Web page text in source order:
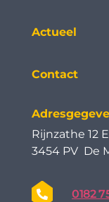
Actueel
Contact
Rijnzathe 12 E
3454 PV De
0182